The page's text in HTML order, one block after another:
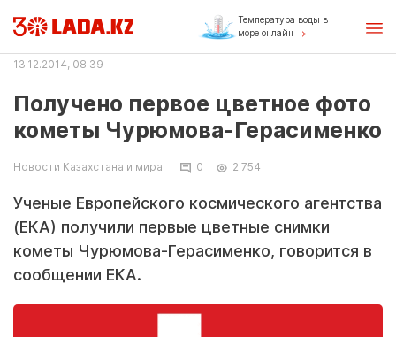
Температура воды в
море онлайн
13.12.2014, 08:39
Получено первое цветное фото
кометы Чурюмова-Герасименко
Новости Казахстана и мира 0 2 754
Ученые Европейского космического агентства
(ЕКА) получили первые цветные снимки
кометы Чурюмова-Герасименко, говорится в
сообщении ЕКА.